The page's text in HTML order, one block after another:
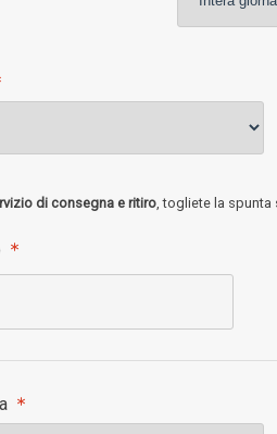
di consegna e ritiro , togliete la spunta